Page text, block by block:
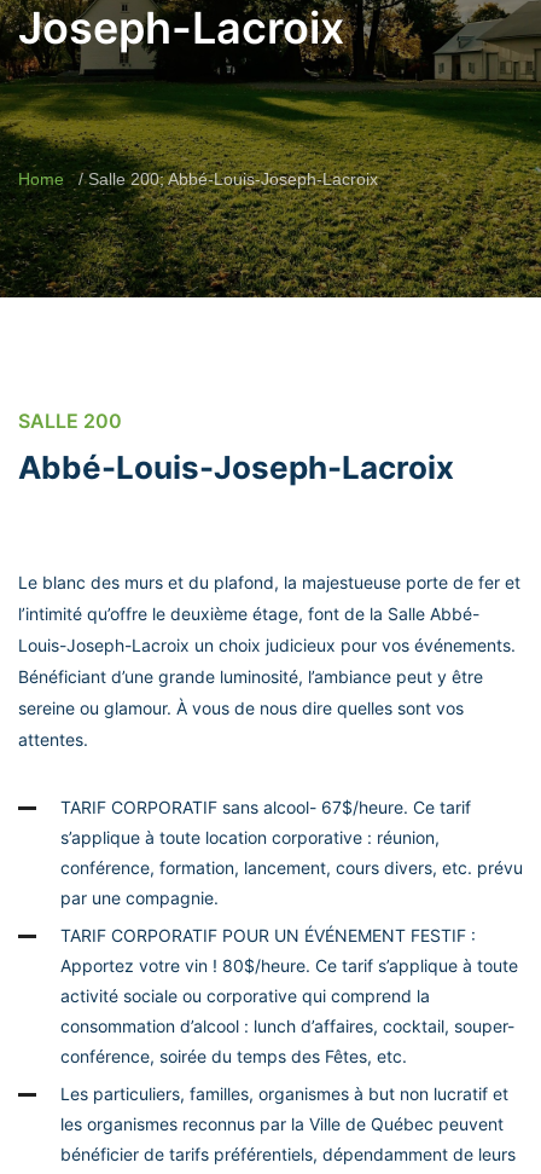
Joseph-Lacroix
Home Salle 200; Abbé-Louis-Joseph-Lacroix
SALLE 200
Abbé-Louis-Joseph-Lacroix
Le blanc des murs et du plafond, la majestueuse porte de fer et
l’intimité qu’offre le deuxième étage, font de la Salle Abbé-
Louis-Joseph-Lacroix un choix judicieux pour vos événements.
Bénéficiant d’une grande luminosité, l’ambiance peut y être
sereine ou glamour. À vous de nous dire quelles sont vos
attentes.
TARIF CORPORATIF sans alcool- 67$/heure. Ce tarif
s’applique à toute location corporative : réunion,
conférence, formation, lancement, cours divers, etc. prévu
par une compagnie.
TARIF CORPORATIF POUR UN ÉVÉNEMENT FESTIF :
Apportez votre vin ! 80$/heure. Ce tarif s’applique à toute
activité sociale ou corporative qui comprend la
consommation d’alcool : lunch d’affaires, cocktail, souper-
conférence, soirée du temps des Fêtes, etc.
Les particuliers, familles, organismes à but non lucratif et
les organismes reconnus par la Ville de Québec peuvent
bénéficier de tarifs préférentiels, dépendamment de leurs